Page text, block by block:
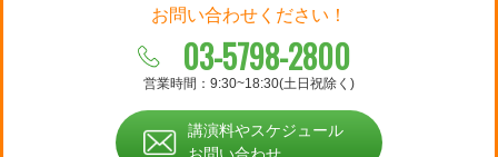
お問い合わせください！
03-5798-2800
営業時間：9:30~18:30(土日祝除く)
講演料やスケジュール